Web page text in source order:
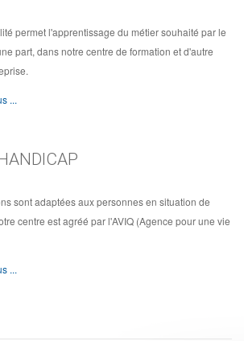
permet l'apprentissage du métier souhaité par le
part, dans notre centre de formation et d'autre
...
sont adaptées aux personnes en situation de
centre est agréé par l'AVIQ (Agence pour une vie
...